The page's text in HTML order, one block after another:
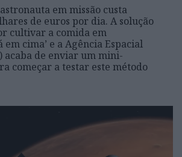
em missão custa
de euros por dia. A solução
cultivar a comida em
em cima’ e a Agência Espacial
acaba de enviar um mini-
começar a testar este método